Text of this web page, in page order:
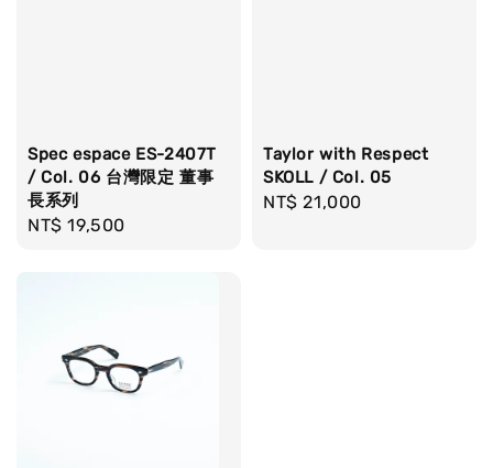
Spec espace ES-2407T
/ Col. 06 台灣限定 董事
長系列
Regular
NT$ 19,500
Taylor with Respect
SKOLL / Col. 05
Regular
NT$ 21,000